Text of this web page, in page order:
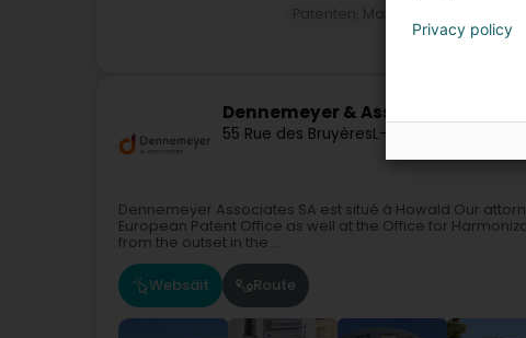
Dennemeyer & Associates
55 Rue des BruyèresL-1274
Dennemeyer Associates SA est situé à Howald.Our
European Patent Office as well at the Office for
from the outset in the...
Websäit Route
Privacy policy